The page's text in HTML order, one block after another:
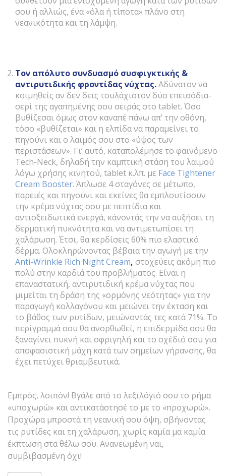
σου ή αλλιώς, ένα «όλα ή τίποτα» πλάνο στη
νεανικότητα και τη λάμψη.
Τον απόλυτο συνδυασμό συσφιγκτικής &
αντιρυτιδικής φροντίδας νύχτας.Αδύνατον να
κοιμηθείς αν δεν δεις τουλάχιστον δύο επεισόδια-
σερί της αγαπημένης σου σειράς στο tablet. Όσο
βυθίζεσαι όμως στον καναπέ πάνω απ’ την οθόνη,
τόσο «βυθίζεται» και η ελπίδα να παραμείνει το
πηγούνι και ο λαιμός σου στο «ύψος των
περιστάσεων». Γι’ αυτό, καταπολέμησε το φαινόμενο
Tech-Neck, δηλαδή την καμπτική στάση του λαιμού
λόγω χρήσης κινητού, tablet κ.λπ. με Face Tightener
Cream Booster. Άπλωσε 4 σταγόνες σε μέτωπο,
παρειές και πηγούνι και εκείνες θα εμπλουτίσουν
την κρέμα νύχτας σου με πεπτίδια και
αντιοξειδωτικά ενεργά, κάνοντάς την να αυξήσει τη
δερματική πυκνότητα και να αντιμετωπίσει τη
χαλάρωση. Έτσι, θα κερδίσεις 60% πιο ελαστικό
δέρμα. Ολοκληρώνοντας βέβαια την αγωγή με την
Anti-Wrinkle Rich Night Cream, στοχεύεις ακόμη πιο
πολύ στην καρδιά του προβλήματος. Είναι η
επαναστατική, αντιρυτιδική κρέμα νύχτας που
μιμείται τη δράση της «ορμόνης νεότητας» για την
παραγωγή κολλαγόνου και μειώνει την έκταση και
το βάθος των ρυτίδων, μειώνοντάς τες κατά 71%. Το
περίγραμμά σου θα ανορθωθεί, η επιδερμίδα σου θα
ξαναγίνει πυκνή και σφριγηλή και το σχέδιό σου για
αποφασιστική μάχη κατά των σημείων γήρανσης, θα
έχει πετύχει θριαμβευτικά.
Εμπρός, λοιπόν! Βγάλε από το λεξιλόγιό σου το ρήμα
«υποχωρώ» και αντικατάστησέ το με το «προχωρώ».
Προχώρα μπροστά τη νεανική σου όψη, σβήνοντας
τις ρυτίδες και τη χαλάρωση, χωρίς καμία μα καμία
έκπτωση στα θέλω σου. Ανανεωμένη ναι,
συμβιβασμένη όχι!